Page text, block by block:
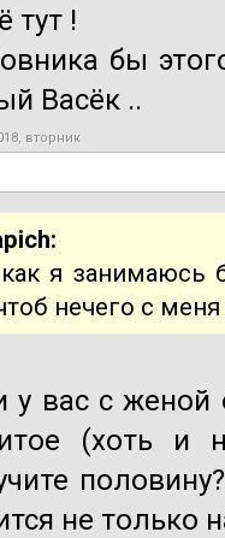
тут !
бы
Васёк ..
вторник
я занимаюсь
нечего с
у вас с
(хоть и
не только